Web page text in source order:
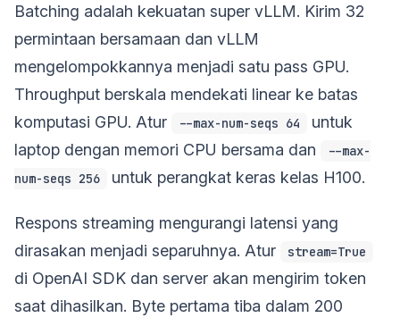
Batching adalah kekuatan super vLLM. Kirim 32
permintaan bersamaan dan vLLM
mengelompokkannya menjadi satu pass GPU.
Throughput berskala mendekati linear ke batas
komputasi GPU. Atur
--max-num-seqs 64
untuk
laptop dengan memori CPU bersama dan
--max-
num-seqs 256
untuk perangkat keras kelas H100.
Respons streaming mengurangi latensi yang
dirasakan menjadi separuhnya. Atur
stream=True
di OpenAI SDK dan server akan mengirim token
saat dihasilkan. Byte pertama tiba dalam 200